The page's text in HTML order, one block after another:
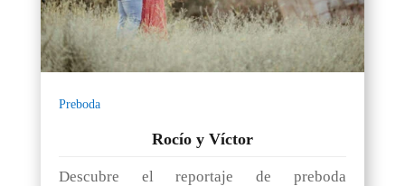
Preboda
Rocío y Víctor
Descubre el reportaje de preboda